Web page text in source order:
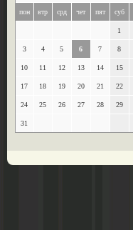
пон втр срд чет пят суб
1
3 4 5 6 7 8
10 11 12 13 14 15
17 18 19 20 21 22
24 25 26 27 28 29
31